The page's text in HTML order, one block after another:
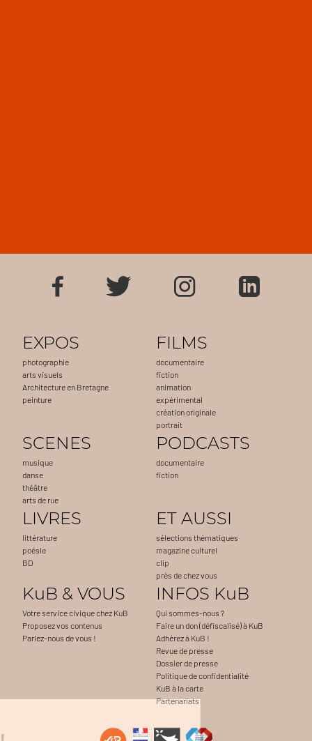
EXPOS
photographie
arts visuels
Architecture en Bretagne
peinture
FILMS
documentaire
fiction
animation
expérimental
création originale
portrait
SCENES
musique
danse
théâtre
arts de rue
PODCASTS
documentaire
fiction
LIVRES
littérature
poésie
BD
ET AUSSI
sélections thématiques
magazine culturel
clip
près de chez vous
KuB & VOUS
Votre service civique chez KuB
Proposez vos contenus
Parlez-nous de vous !
INFOS KuB
Qui sommes-nous ?
Faire un don (défiscalisé) à KuB
Adhérez à KuB !
Revue de presse
Dossier de presse
Politique de confidentialité
KuB à la carte
Partenariats